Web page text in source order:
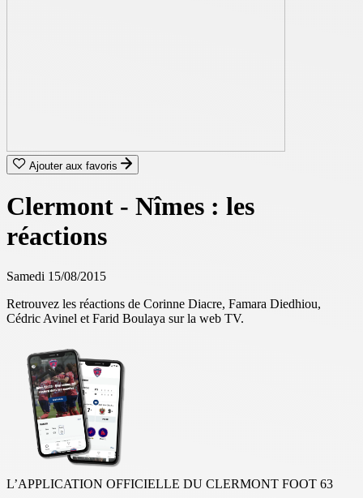
Ajouter aux favoris
Clermont - Nîmes : les
réactions
Samedi 15/08/2015
Retrouvez les réactions de Corinne Diacre, Famara Diedhiou,
Cédric Avinel et Farid Boulaya sur la web TV.
L’APPLICATION OFFICIELLE DU CLERMONT FOOT 63